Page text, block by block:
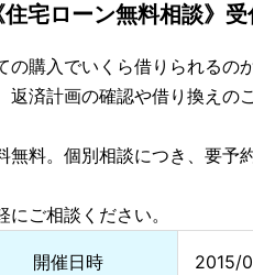
住宅ローン無料相談》
の購入でいくら借りられるの
返済計画の確認や借り換えの
無料。個別相談につき、要予約
にご相談ください。
開催日時 2015/